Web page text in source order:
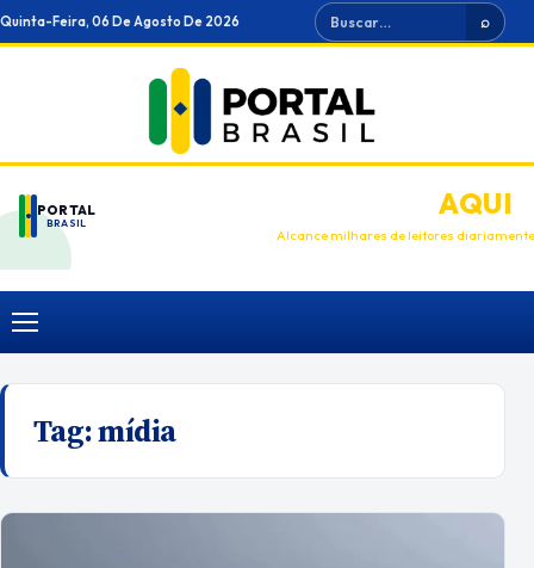
Ir
para
Quinta-Feira, 06 De Agosto De 2026 Buscar ⌕
PORTAL
BRASIL
ANUNCIEAQUI
Alcance milhares de leitores diariamente
Menu
Tag:mídia